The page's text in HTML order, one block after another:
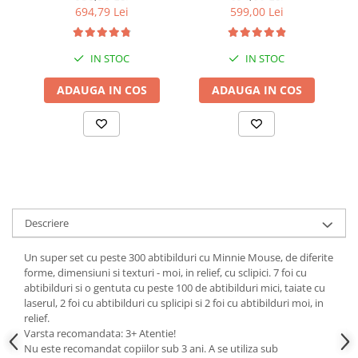
cm
694,79 Lei
IN STOC
ADAUGA IN COS
+ bara stabilizatoare
599,00 Lei
IN STOC
ADAUGA IN COS
Descriere
Un super set cu peste 300 abtibilduri cu Minnie Mouse, de diferite
forme, dimensiuni si texturi - moi, in relief, cu sclipici. 7 foi cu
abtibilduri si o gentuta cu peste 100 de abtibilduri mici, taiate cu
laserul, 2 foi cu abtibilduri cu splicipi si 2 foi cu abtibilduri moi, in
relief.
Varsta recomandata: 3+ Atentie!
Nu este recomandat copiilor sub 3 ani. A se utiliza sub